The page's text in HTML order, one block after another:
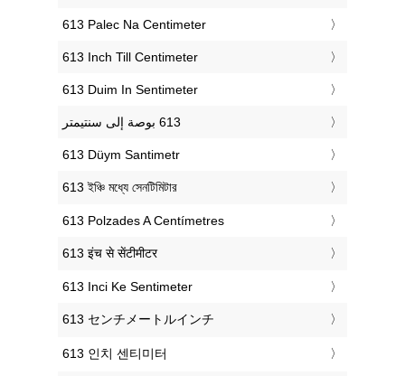
‎613 Palec Na Centimeter
‎613 Inch Till Centimeter
‎613 Duim In Sentimeter
‎613 Düym Santimetr
‎613 ইঞ্চি মধ্যে সেনটিমিটার
‎613 Polzades A Centímetres
‎613 इंच से सेंटीमीटर
‎613 Inci Ke Sentimeter
‎613 センチメートルインチ
‎613 인치 센티미터